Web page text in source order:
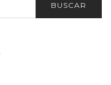
BUSCAR